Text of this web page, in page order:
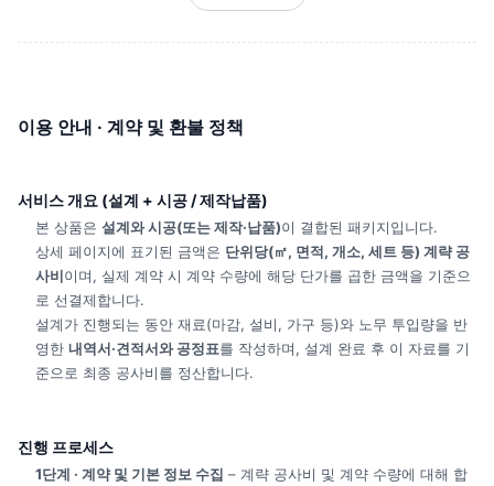
금속(스테인리스, 브론즈, 알루미늄)
표면 피니싱(광택·무광·브러시드·착색) 선택
용도에 따른방수·UV 코팅, 구조 보강 적용
CNC·몰드·핸드카빙 등 다양한 제작 방식 지원
현장 실측 및 구조 검토
설치 공간의 바닥 강도, 지지 구조, 고정 방식 검토
이용 안내 · 계약 및 환불 정책
서비스 개요 (설계 + 시공 / 제작납품)
본 상품은 설계와 시공(또는 제작·납품)이 결합된 패키지입니다.
상세 페이지에 표기된 금액은 단위당(㎡, 면적, 개소, 세트 등) 계략 공
사비이며, 실제 계약 시 계약 수량에 해당 단가를 곱한 금액을 기준으
로 선결제합니다.
설계가 진행되는 동안 재료(마감, 설비, 가구 등)와 노무 투입량을 반
영한 내역서·견적서와 공정표를 작성하며, 설계 완료 후 이 자료를 기
준으로 최종 공사비를 정산합니다.
진행 프로세스
1단계 · 계약 및 기본 정보 수집 – 계략 공사비 및 계약 수량에 대해 합